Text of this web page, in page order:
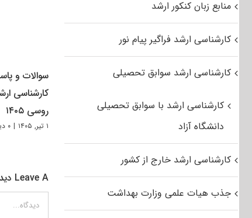
سوالات و
کارشناسی
روسی ۱۴۰۵
۱ تیر, ۱۴۰۵ | ۰ دیدگاه
Leave A دیدگاه
دیدگاه
منابع زبان کنکور ارشد
کارشناسی ارشد فراگیر پیام نور
کارشناسی ارشد سوابق تحصیلی
کارشناسی ارشد با سوابق تحصیلی
دانشگاه آزاد
کارشناسی ارشد خارج از کشور
جذب هیات علمی وزارت بهداشت